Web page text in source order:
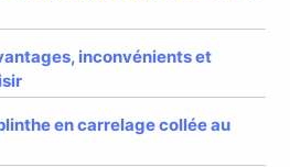
inconvénients et
en carrelage collée au